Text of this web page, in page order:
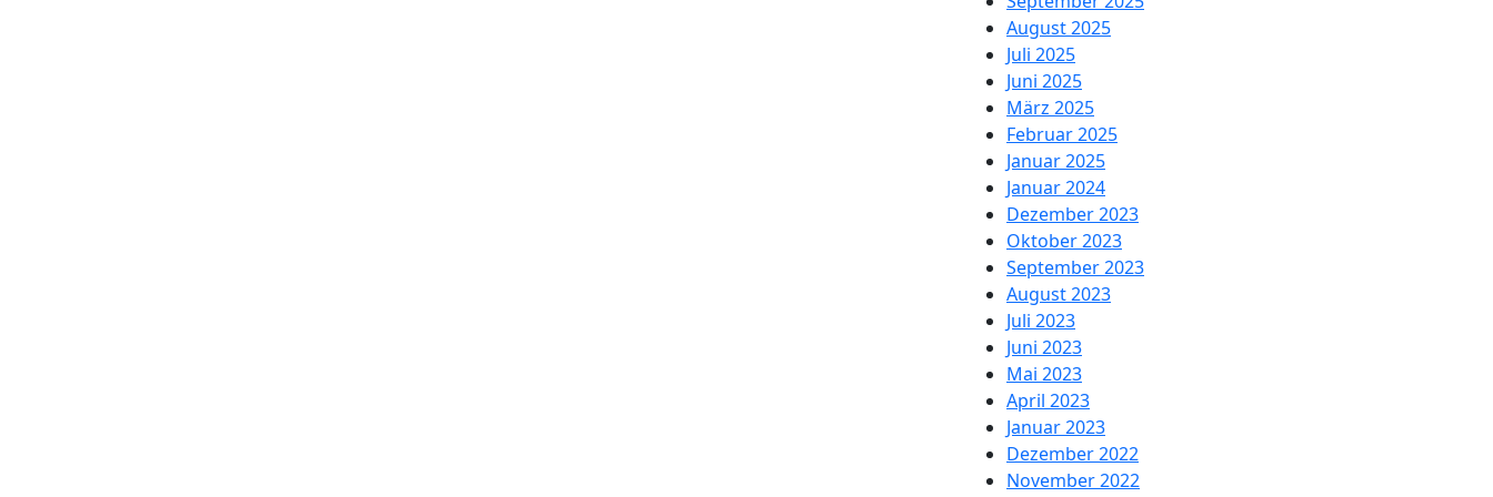
August 2025
Juli 2025
Juni 2025
März 2025
Februar 2025
Januar 2025
Januar 2024
Dezember 2023
Oktober 2023
September 2023
August 2023
Juli 2023
Juni 2023
Mai 2023
April 2023
Januar 2023
Dezember 2022
November 2022